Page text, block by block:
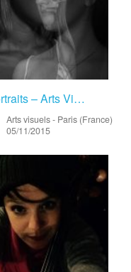
Portraits – Arts Visuels
Arts visuels- Paris (France)
05/11/2015